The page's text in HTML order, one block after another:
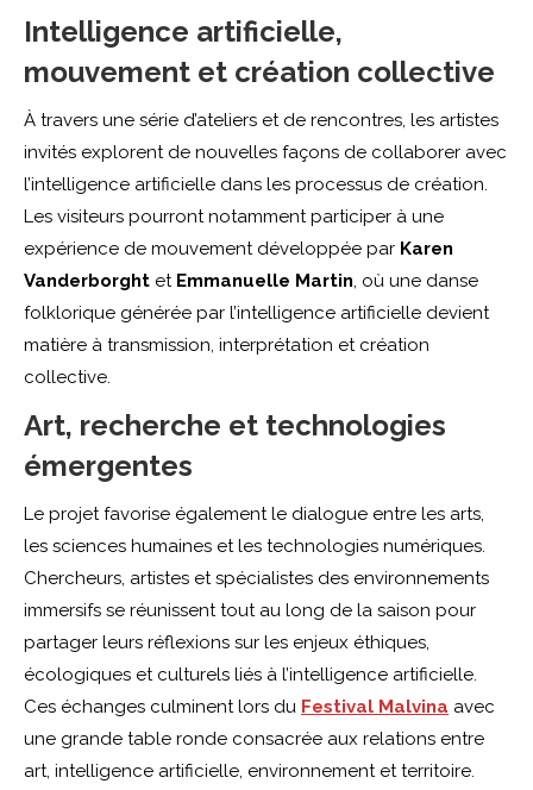
Intelligence artificielle,
mouvement et création collective
À travers une série d’ateliers et de rencontres, les artistes
invités explorent de nouvelles façons de collaborer avec
l’intelligence artificielle dans les processus de création.
Les visiteurs pourront notamment participer à une
expérience de mouvement développée par Karen
Vanderborght et Emmanuelle Martin, où une danse
folklorique générée par l’intelligence artificielle devient
matière à transmission, interprétation et création
collective.
Art, recherche et technologies
émergentes
Le projet favorise également le dialogue entre les arts,
les sciences humaines et les technologies numériques.
Chercheurs, artistes et spécialistes des environnements
immersifs se réunissent tout au long de la saison pour
partager leurs réflexions sur les enjeux éthiques,
écologiques et culturels liés à l’intelligence artificielle.
Ces échanges culminent lors du Festival Malvina avec
une grande table ronde consacrée aux relations entre
art, intelligence artificielle, environnement et territoire.